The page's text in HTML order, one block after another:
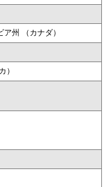
州 （カナダ）
）